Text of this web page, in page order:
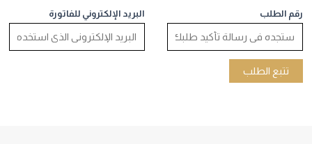
رقم الطلب البريد الإلكتروني للفاتورة
تتبع الطلب